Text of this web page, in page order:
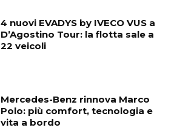
4 nuovi EVADYS by IVECO VUS a
D’Agostino Tour: la flotta sale a
22 veicoli
Mercedes-Benz rinnova Marco
Polo: più comfort, tecnologia e
vita a bordo